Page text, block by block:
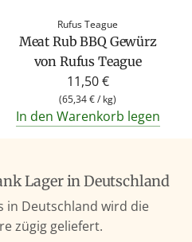
Rufus Teague
Meat Rub BBQ Gewürz
von Rufus Teague
11,50 €
(65,34 €/ kg)
In den Warenkorb legen
Lager in Deutschland
in Deutschland wird die
zügig geliefert.